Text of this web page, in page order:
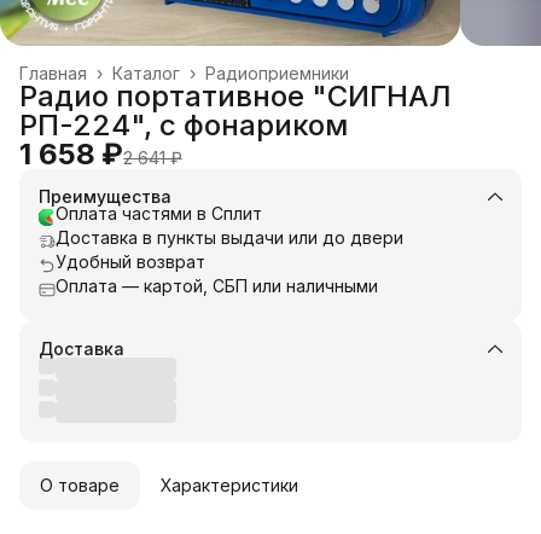
Радиоприемники
Каталог ›
Главная ›
Радио портативное "СИГНАЛ
РП-224", с фонариком
1 658 ₽2 641 ₽
Преимущества
Оплата частями в Сплит
Доставка в пункты выдачи или до двери
Удобный возврат
Оплата — картой, СБП или наличными
Доставка
О товаре Характеристики